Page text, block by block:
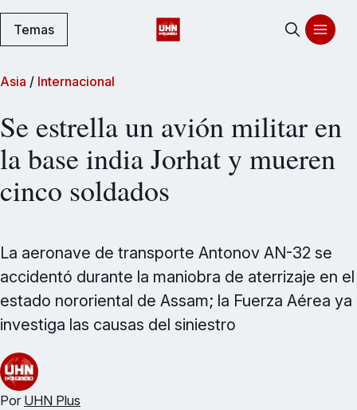
Temas
Asia / Internacional
Se estrella un avión militar en
la base india Jorhat y mueren
cinco soldados
La aeronave de transporte Antonov AN-32 se
accidentó durante la maniobra de aterrizaje en el
estado nororiental de Assam; la Fuerza Aérea ya
investiga las causas del siniestro
Por UHN Plus